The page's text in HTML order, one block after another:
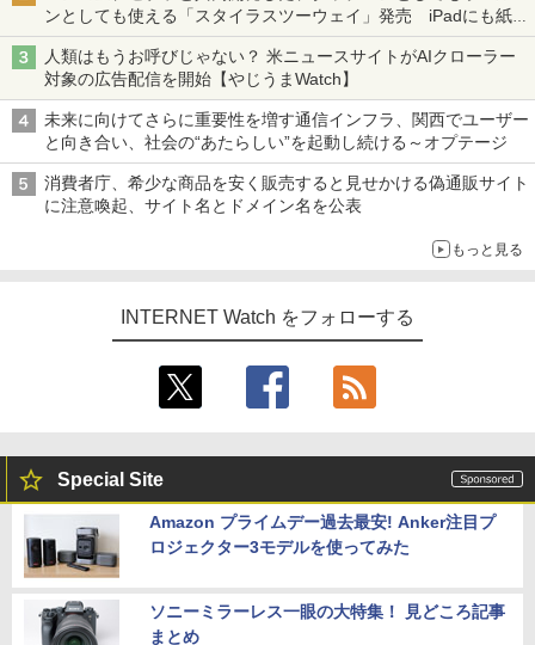
ンとしても使える「スタイラスツーウェイ」発売 iPadにも紙に
も、持ち替えずに書き込める
人類はもうお呼びじゃない？ 米ニュースサイトがAIクローラー
対象の広告配信を開始【やじうまWatch】
未来に向けてさらに重要性を増す通信インフラ、関西でユーザー
と向き合い、社会の“あたらしい”を起動し続ける～オプテージ
消費者庁、希少な商品を安く販売すると見せかける偽通販サイト
に注意喚起、サイト名とドメイン名を公表
もっと見る
INTERNET Watch をフォローする
Special Site
Amazon プライムデー過去最安! Anker注目プ
ロジェクター3モデルを使ってみた
ソニーミラーレス一眼の大特集！ 見どころ記事
まとめ